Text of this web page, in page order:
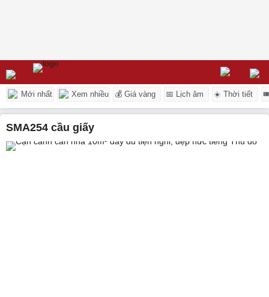
Mới nhất Xem nhiều 💰 Giá vàng 📅 Lịch âm ☀️ Thời tiết
SMA254 cầu giấy